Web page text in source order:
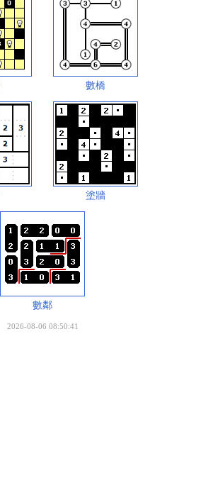
數橋
塗牆
數鄰
2026-08-06 08:50:41